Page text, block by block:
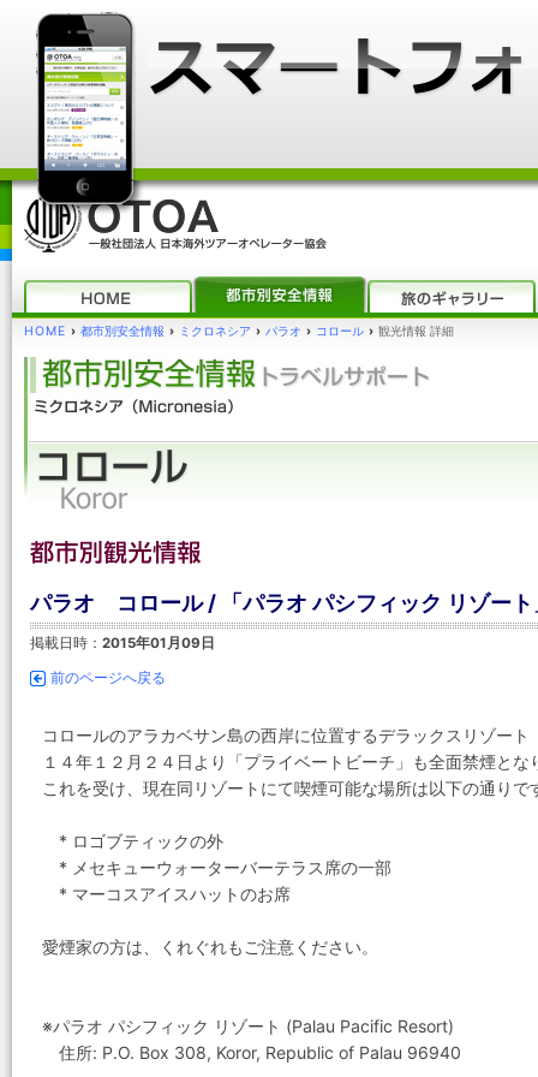
HOME › 都市別安全情報 › ミクロネシア › パラオ › コロール › 観光情報 詳細
パラオ コロール / 「パラオ パシフィック リゾー
掲載日時： 2015年01月09日
前のページへ戻る
コロールのアラカベサン島の西岸に位置するデラックスリゾー
１４年１２月２４日より「プライベートビーチ」も全面禁煙とな
これを受け、現在同リゾートにて喫煙可能な場所は以下の通りで
* ロゴブティックの外
* メセキューウォーターバーテラス席の一部
* マーコスアイスハットのお席
愛煙家の方は、くれぐれもご注意ください。
※パラオ パシフィック リゾート (Palau Pacific Resort)
住所: P.O. Box 308, Koror, Republic of Palau 96940